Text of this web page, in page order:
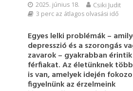
2025. június 18. Csiki Judit
3 perc az átlagos olvasási idő
Egyes lelki problémák –
depresszió és a szorongás
zavarok – gyakrabban
férfiakat. Az életünknek
is van, amelyek idején
figyelnünk az érzelmeink